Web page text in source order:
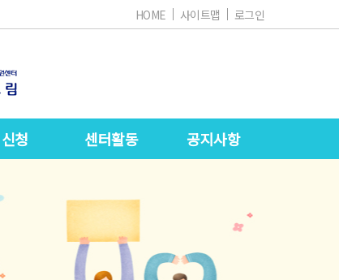
HOME 사이트맵 로그인
청 센터활동 공지사항